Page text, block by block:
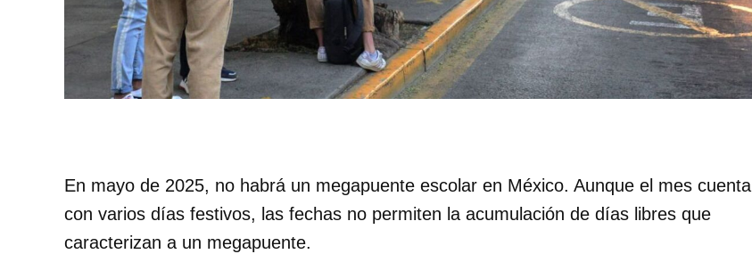
En mayo de 2025, no habrá un megapuente escolar en México. Aunque el mes cuenta
con varios días festivos, las fechas no permiten la acumulación de días libres que
caracterizan a un megapuente.​